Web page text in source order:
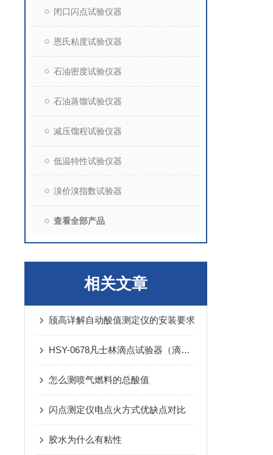
闭口闪点试验仪器
恩氏粘度试验仪器
石油密度试验仪器
石油蒸馏试验仪器
减压馏程试验仪器
低温特性试验仪器
溴价溴指数试验器
查看全部产品
相关文章
颀高详解自动酸值测定仪的安装要求
HSY-0678凡士林滴点试验器（滴点计）装箱清单
怎么测喷气燃料的总酸值
闪点测定仪电点火方式优缺点对比
胶水为什么有粘性